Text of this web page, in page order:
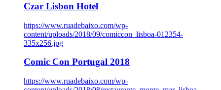
Czar Lisbon Hotel
https://www.ruadebaixo.com/wp-
content/uploads/2018/09/comiccon_lisboa-012354-
335x256.jpg
Comic Con Portugal 2018
https://www.ruadebaixo.com/wp-